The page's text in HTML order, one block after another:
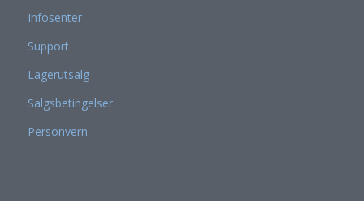
Infosenter
Support
Lagerutsalg
Salgsbetingelser
Personvern